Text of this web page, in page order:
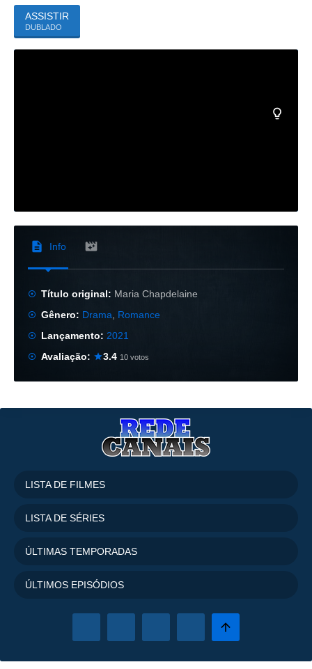
ASSISTIR
DUBLADO
Info
Título original: Maria Chapdelaine
Gênero: Drama
Romance
Lançamento: 2021
Avaliação:
3.4 10 votos
LISTA DE FILMES
LISTA DE SÉRIES
ÚLTIMAS TEMPORADAS
ÚLTIMOS EPISÓDIOS